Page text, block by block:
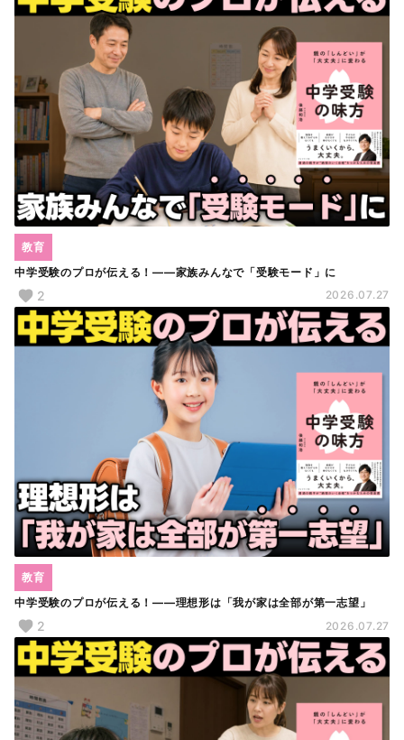
中学受験のプロが伝える！――家族みんなで「受験モード」に
教育
2 2026.07.27
中学受験のプロが伝える！――理想形は「我が家は全部が第一志望」
教育
2 2026.07.27